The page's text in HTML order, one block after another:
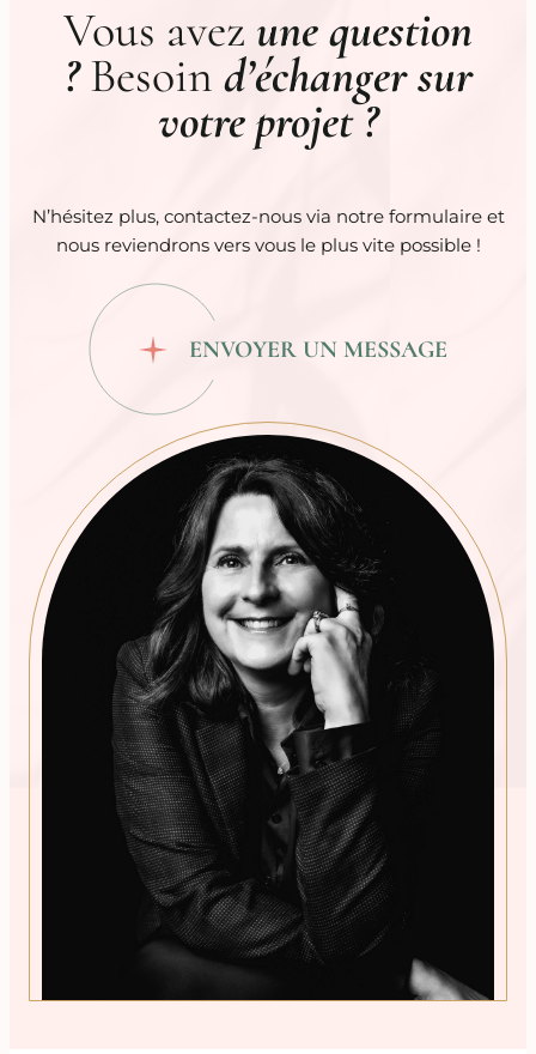
Vous avez une question
?Besoin d’échanger sur
votre projet ?
N’hésitez plus, contactez-nous via notre formulaire et
nous reviendrons vers vous le plus vite possible !
ENVOYER UN MESSAGE